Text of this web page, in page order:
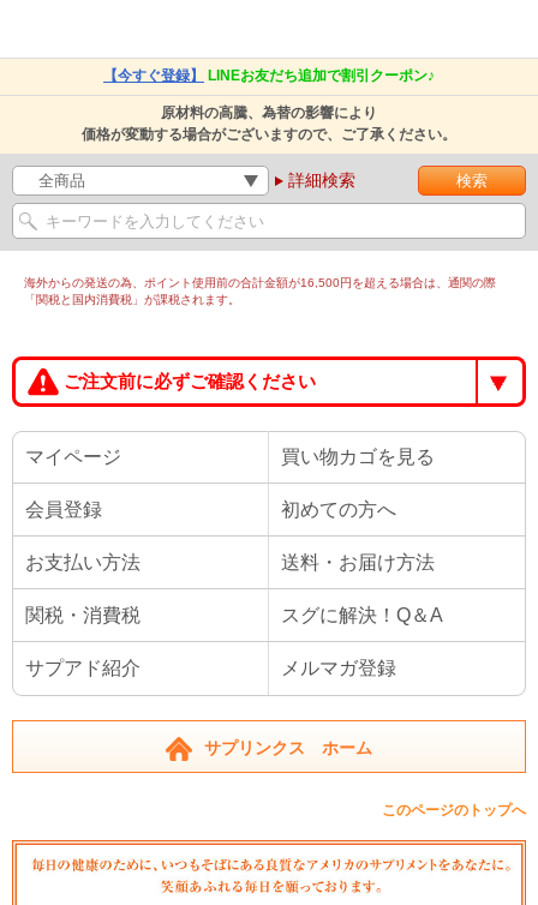
【今すぐ登録】 LINEお友だち追加で割引クーポン♪
原材料の高騰、為替の影響により
価格が変動する場合がございますので、ご了承ください。
詳細検索
海外からの発送の為、ポイント使用前の合計金額が16,500円を超える場合は、通関の際
「関税と国内消費税」が課税されます。
ご注文前に必ずご確認ください
マイページ 買い物カゴを見る
会員登録 初めての方へ
お支払い方法 送料・お届け方法
関税・消費税 スグに解決！Q＆A
サプアド紹介 メルマガ登録
サプリンクス ホーム
このページのトップへ